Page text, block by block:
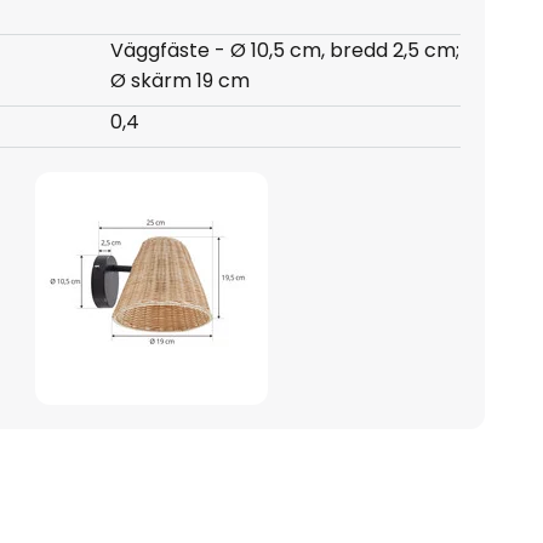
Väggfäste - Ø 10,5 cm, bredd 2,5 cm;
Ø skärm 19 cm
0,4